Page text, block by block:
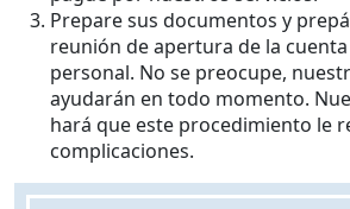
Prepare sus documentos y
reunión de apertura de la
personal. No se preocupe,
ayudarán en todo momento.
hará que este procedimiento le
complicaciones.